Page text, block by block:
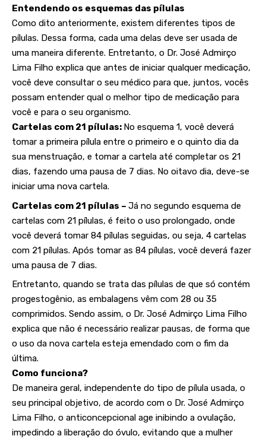
Entendendo os esquemas das pílulas
Como dito anteriormente, existem diferentes tipos de
pílulas. Dessa forma, cada uma delas deve ser usada de
uma maneira diferente. Entretanto, o Dr. José Admirço
Lima Filho explica que antes de iniciar qualquer medicação,
você deve consultar o seu médico para que, juntos, vocês
possam entender qual o melhor tipo de medicação para
você e para o seu organismo.
Cartelas com 21 pílulas: No esquema 1, você deverá
tomar a primeira pílula entre o primeiro e o quinto dia da
sua menstruação, e tomar a cartela até completar os 21
dias, fazendo uma pausa de 7 dias. No oitavo dia, deve-se
iniciar uma nova cartela.
Cartelas com 21 pílulas – Já no segundo esquema de
cartelas com 21 pílulas, é feito o uso prolongado, onde
você deverá tomar 84 pílulas seguidas, ou seja, 4 cartelas
com 21 pílulas. Após tomar as 84 pílulas, você deverá fazer
uma pausa de 7 dias.
Entretanto, quando se trata das pílulas de que só contém
progestogênio, as embalagens vêm com 28 ou 35
comprimidos. Sendo assim, o Dr. José Admirço Lima Filho
explica que não é necessário realizar pausas, de forma que
o uso da nova cartela esteja emendado com o fim da
última.
Como funciona?
De maneira geral, independente do tipo de pílula usada, o
seu principal objetivo, de acordo com o Dr. José Admirço
Lima Filho, o anticoncepcional age inibindo a ovulação,
impedindo a liberação do óvulo, evitando que a mulher